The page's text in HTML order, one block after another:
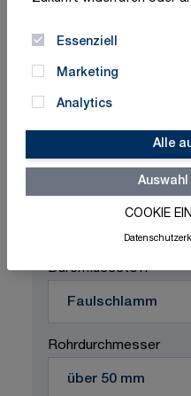
Essenziell
Marketing
Analytics
Alle
COOKIE
Schnelle Lieferung
ISO-zertifizierte Qualität
Durchflussstoff
Rohrdurchmesser